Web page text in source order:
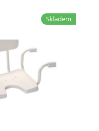
Skladem